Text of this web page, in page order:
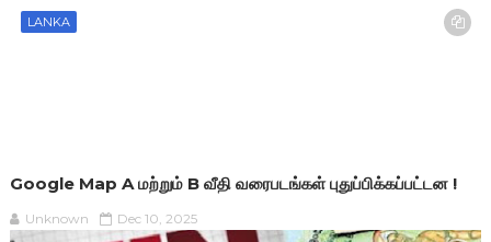
LANKA
Google Map A மற்றும் B வீதி வரைபடங்கள் புதுப்பிக்கப்பட்டன !
Unknown Dec 10, 2025